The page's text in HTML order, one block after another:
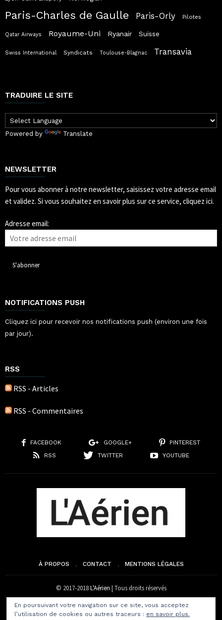
Paris-Charles de Gaulle Paris-Orly Pilotes
Qatar Airways Royaume-Uni Ryanair Suisse
Swiss International Syndicats Toulouse-Blagnac Transavia
TRADUIRE LE SITE
Powered by Translate
NEWSLETTER
Pour vous abonner à notre newsletter, saisissez votre adresse email
et validez. Si vous souhaitez en savoir plus sur ce service, cliquez ici.
Adresse email:
NOTIFICATIONS PUSH
Cliquez ici pour recevoir nos notifications push (environ une fois
par jour).
RSS
RSS - Articles
RSS - Commentaires
FACEBOOK GOOGLE+
PINTEREST
RSS
TWITTER YOUTUBE
À PROPOS CONTACT MENTIONS LÉGALES
© 2017-2018L'Aérien | Tous droits réservés
En poursuivant votre navigation sur ce site, vous acceptez
l’utilisation de cookies ou autres traceurs : en savoir plus.